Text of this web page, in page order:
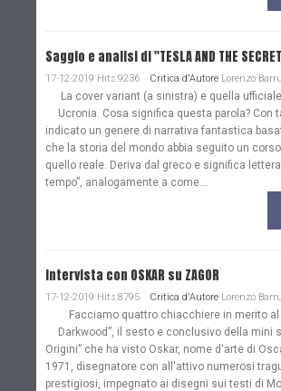
Saggio e analisi di "TESLA AND THE
17-12-2019 Hits:9236 Critica d'Autore Lorenzo
La cover variant (a sinistra) e quella
Ucronia. Cosa significa questa parola? Con
indicato un genere di narrativa fantastica
che la storia del mondo abbia seguito un
quello reale. Deriva dal greco e significa
tempo”, analogamente a come...
Intervista con OSKAR su ZAGOR
17-12-2019 Hits:8795 Critica d'Autore Lorenzo
Facciamo quattro chiacchiere in merito al
Darkwood”, il sesto e conclusivo della mini
Origini” che ha visto Oskar, nome d'arte di
1971, disegnatore con all'attivo numerosi
prestigiosi, impegnato ai disegni sui testi di